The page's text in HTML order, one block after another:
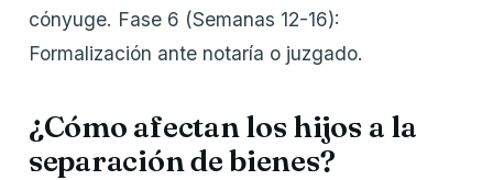
cónyuge. Fase 6 (Semanas 12-16):
Formalización ante notaría o juzgado.
¿Cómo afectan los hijos a la
separación de bienes?